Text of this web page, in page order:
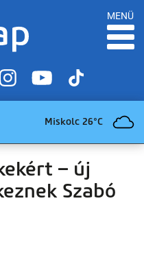
MENÜ
Miskolc 26°C
– új
Szabó